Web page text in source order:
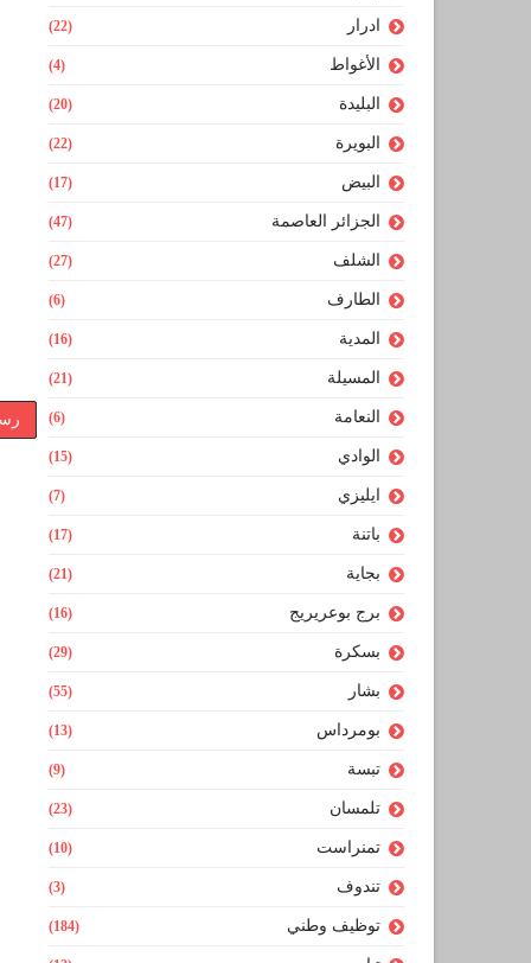
ادرار (22)
الأغواط (4)
البليدة (20)
البويرة (22)
البيض (17)
الجزائر العاصمة (47)
الشلف (27)
الطارف (6)
المدية (16)
المسيلة (21)
النعامة (6)
الوادي (15)
ايليزي (7)
باتنة (17)
بجاية (21)
برج بوعريريج (16)
بسكرة (29)
بشار (55)
بومرداس (13)
تبسة (9)
تلمسان (23)
تمنراست (10)
تندوف (3)
توظيف وطني (184)